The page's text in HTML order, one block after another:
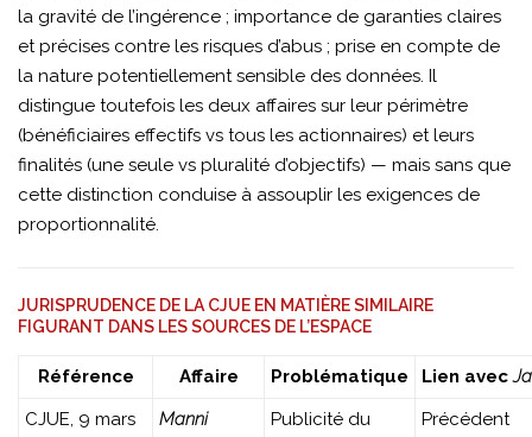
la gravité de l’ingérence ; importance de garanties claires
et précises contre les risques d’abus ; prise en compte de
la nature potentiellement sensible des données. Il
distingue toutefois les deux affaires sur leur périmètre
(bénéficiaires effectifs vs tous les actionnaires) et leurs
finalités (une seule vs pluralité d’objectifs) — mais sans que
cette distinction conduise à assouplir les exigences de
proportionnalité.
JURISPRUDENCE DE LA CJUE EN MATIÈRE SIMILAIRE
FIGURANT DANS LES SOURCES DE L’ESPACE
Référence Affaire Problématique Lien avec
CJUE, 9 mars
Manni
Publicité du
Précédent